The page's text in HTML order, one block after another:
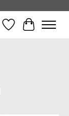
Wunschzettel
Meine